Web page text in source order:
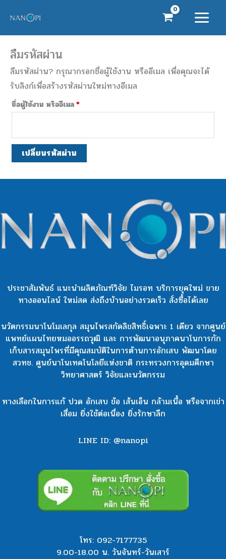
content
ลืมรหัสผ่าน
ลืมรหัสผ่าน? กรุณากรอกชื่อผู้ใช้งาน หรืออีเมล เพื่อคุณจะได้
รับลิงก์เพื่อสร้างรหัสผ่านใหม่ทางอีเมล
ชื่อผู้ใช้งาน หรืออีเมล*
เปลี่ยนรหัสผ่าน
ประชาสัมพันธ์ แนะนำผลิตภัณฑ์วิจัย ไมรอท บริการยุคใหม่ ขาย
ทางออนไลน์ ใหม่สด ส่งถึงบ้านอย่างรวดเร็ว สั่งซื้อได้เลย
นวัตกรรมนาโนโมเลกุล สมุนไพรสกัดลิขสิทธิ์เฉพาะ 1 เดียว จากศูนย์
แพทย์แผนไทยหมออรรถวุฒิ และ การพัฒนาอนุภาคนาโนการกัก
เก็บสารสมุนไพรที่มีคุณสมบัติในการต้านการอักเสบ พัฒนาโดย
สวทช. ศูนย์นาโนเทคโนโลยีแห่งชาติ กระทรวงการอุดมศึกษา
วิทยาศาสตร์ วิจัยและนวัตกรรม
ทางเลือกในการแก้ ปวด อักเสบ ข้อ เส้นเอ็น กล้ามเนื้อ หรือจากเข่า
เสื่อม ยิ่งใช้ต่อเนื่อง ยิ่งรักษาลึก
LINE ID: @nanopi
โทร: 092-7177735
9.00-18.00 น. วันจันทร์-วันเสาร์